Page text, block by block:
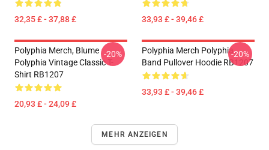
32,35 £ - 37,88 £ 33,93 £ - 39,46 £
Polyphia Merch, Blume
Polyphia Vintage Classic T-
Shirt RB1207
20,93 £ - 24,09 £
-20%
Polyphia Merch Polyphia
Band Pullover Hoodie RB1207
33,93 £ - 39,46 £
-20%
MEHR ANZEIGEN